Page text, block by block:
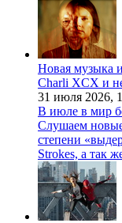
Новая музыка
Charli XCX и
31 июля 2026,
В июле в мир
Слушаем
степени
Strokes, а так